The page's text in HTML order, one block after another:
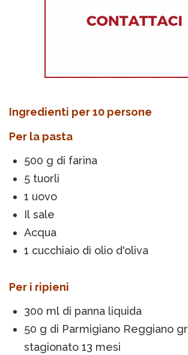
Ingredienti per 10 persone
Per la pasta
500 g di farina
5 tuorli
1 uovo
Il sale
Acqua
1 cucchiaio di olio d'oliva
Per i ripieni
300 ml di panna liquida
50 g di Parmigiano Reggiano
stagionato 13 mesi